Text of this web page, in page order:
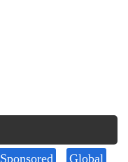
Sponsored Global